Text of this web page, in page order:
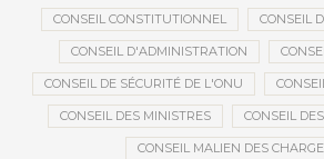
CONSEIL CONSTITUTIONNEL CONSEIL
CONSEIL D'ADMINISTRATION
CONSEIL DE SÉCURITÉ DE L'ONU
CONSEIL DES MINISTRES CONSEIL
CONSEIL MALIEN DES